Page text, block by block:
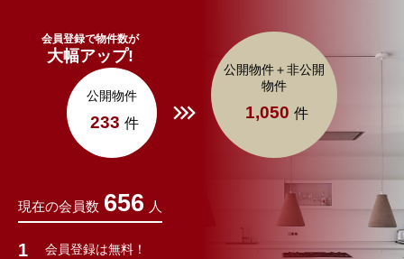
会員登録で物件数が
大幅アップ!
公開物件
233 件
公開物件＋非公開
物件
1,050 件
現在の会員数 656 人
会員登録は無料！